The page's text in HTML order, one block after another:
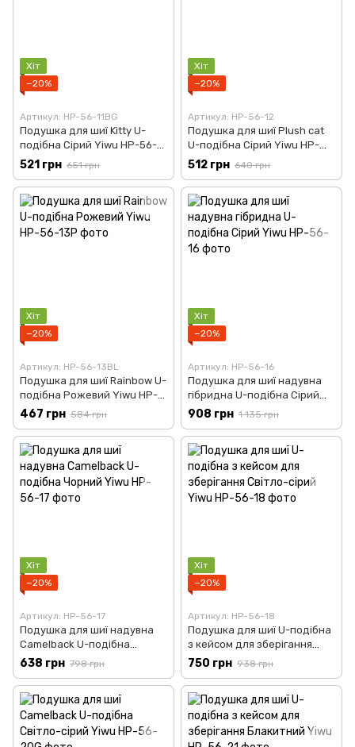
Хіт
−20%
Артикул: HP-56-11BG
Подушка для шиї Kitty U-
подібна Сірий Yiwu HP-56-
11G
521 грн 651 грн
Хіт
−20%
Артикул: HP-56-12
Подушка для шиї Plush cat
U-подібна Сірий Yiwu HP-
56-12
512 грн 640 грн
Хіт
−20%
Артикул: HP-56-13BL
Подушка для шиї Rainbow U-
подібна Рожевий Yiwu HP-
56-13P
467 грн 584 грн
Хіт
−20%
Артикул: HP-56-16
Подушка для шиї надувна
гібридна U-подібна Сірий
Yiwu HP-56-16
908 грн 1 135 грн
Хіт
−20%
Артикул: HP-56-17
Подушка для шиї надувна
Camelback U-подібна
Чорний Yiwu HP-56-17
638 грн 798 грн
Хіт
−20%
Артикул: HP-56-18
Подушка для шиї U-подібна
з кейсом для зберігання
Світло-сірий Yiwu HP-56-18
750 грн 938 грн